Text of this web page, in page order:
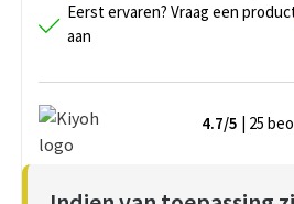
Eerst ervaren? Vraag een
aan
4.7/5 | 25